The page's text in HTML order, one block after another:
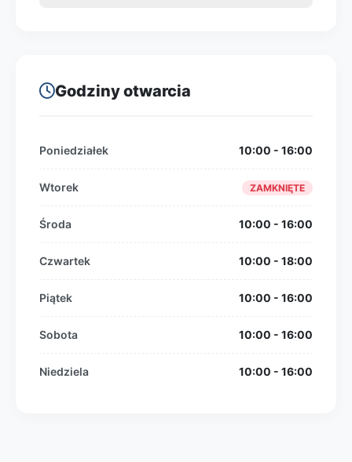
Godziny otwarcia
Poniedziałek 10:00 - 16:00
Wtorek ZAMKNIĘTE
Środa 10:00 - 16:00
Czwartek 10:00 - 18:00
Piątek 10:00 - 16:00
Sobota 10:00 - 16:00
Niedziela 10:00 - 16:00